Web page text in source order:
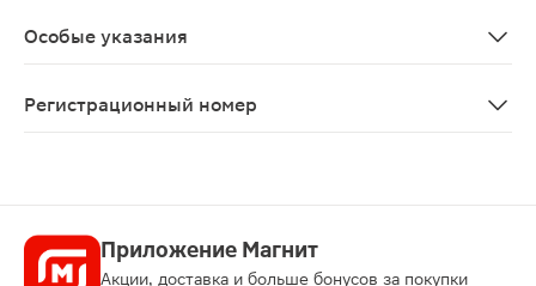
Особые указания
Регистрационный номер
Приложение Магнит
Акции, доставка и больше бонусов за покупки